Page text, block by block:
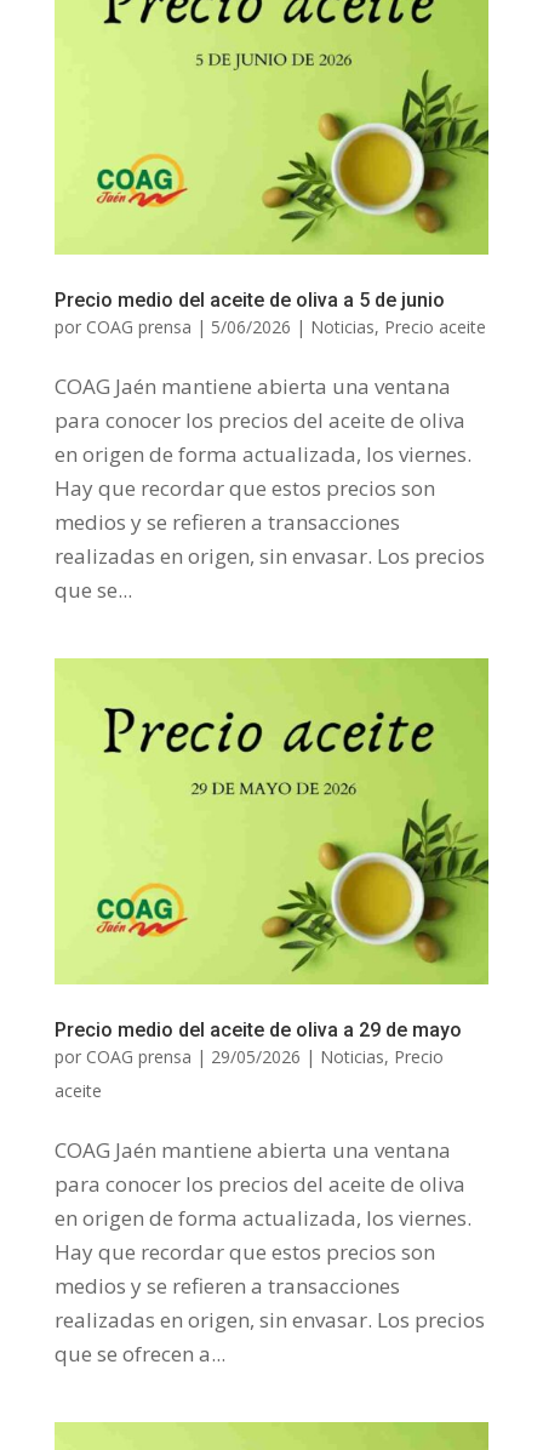
Precio medio del aceite de oliva a 5 de junio
por COAG prensa | 5/06/2026 | Noticias, Precio aceite
COAG Jaén mantiene abierta una ventana
para conocer los precios del aceite de oliva
en origen de forma actualizada, los viernes.
Hay que recordar que estos precios son
medios y se refieren a transacciones
realizadas en origen, sin envasar. Los precios
que se...
Precio medio del aceite de oliva a 29 de mayo
por COAG prensa | 29/05/2026 | Noticias, Precio
aceite
COAG Jaén mantiene abierta una ventana
para conocer los precios del aceite de oliva
en origen de forma actualizada, los viernes.
Hay que recordar que estos precios son
medios y se refieren a transacciones
realizadas en origen, sin envasar. Los precios
que se ofrecen a...